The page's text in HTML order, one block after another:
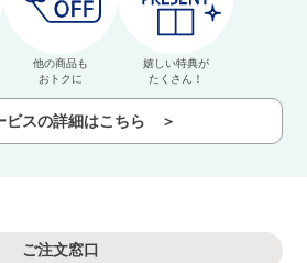
他の商品も
おトクに
嬉しい特典が
たくさん！
ビスの詳細はこちら ＞
ご注文窓口